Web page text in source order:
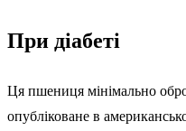
При діабеті
Ця пшениця мінімально
опубліковане в